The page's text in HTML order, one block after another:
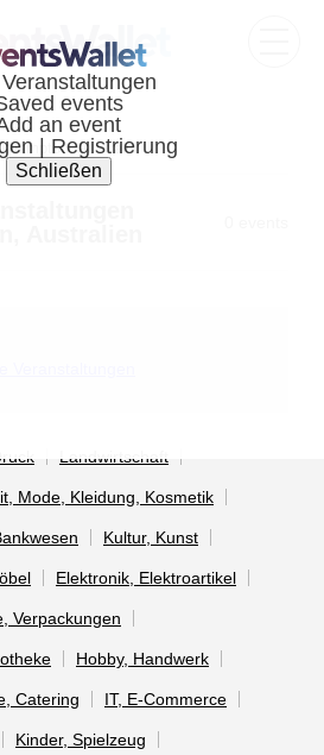
Australia
Landwirtschaft
Mode, Kleidung, Kosmetik
Kultur, Kunst
Elektronik, Elektroartikel
Verpackungen
Hobby, Handwerk
Catering IT, E-Commerce
Kinder, Spielzeug